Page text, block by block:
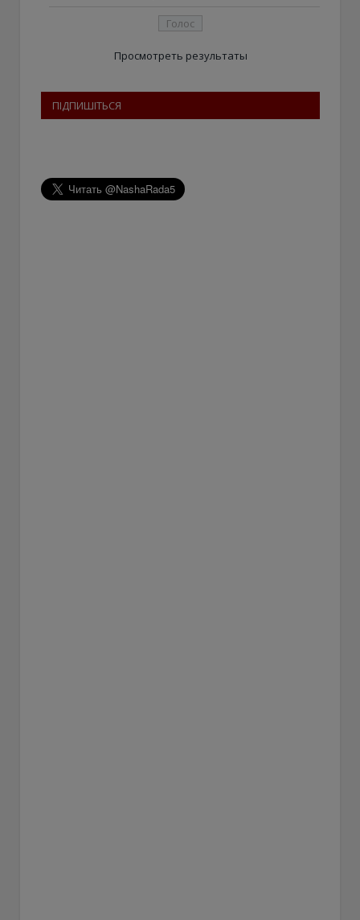
Просмотреть результаты
ПІДПИШІТЬСЯ